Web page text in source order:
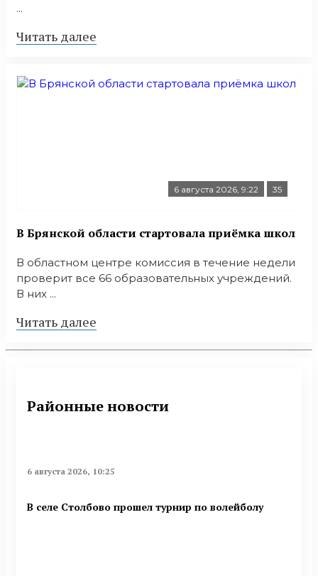
...
Читать далее
6 августа 2026, 9:22 35
В Брянской области стартовала приёмка школ
В областном центре комиссия в течение недели
проверит все 66 образовательных учреждений.
В них ...
Читать далее
Районные новости
6 августа 2026, 10:25
В селе Столбово прошел турнир по волейболу